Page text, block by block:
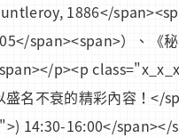
1886</
span><span>）、
p><p
盛名不衰的精彩內容！
14:30-16:00</